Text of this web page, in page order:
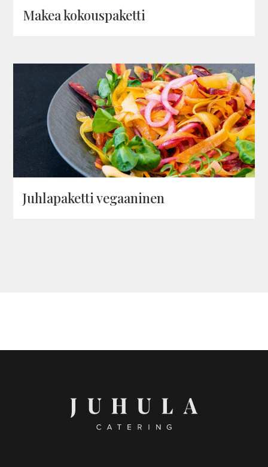
Makea kokous­pa­ketti
Juh­la­pa­ketti vegaa­ninen